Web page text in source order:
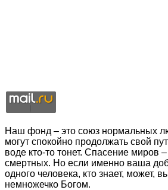
Наш фонд – это союз нормальных
могут спокойно продолжать свой
воде кто-то тонет. Спасение миров
смертных. Но если именно ваша
одного человека, кто знает, может,
немножечко Богом.